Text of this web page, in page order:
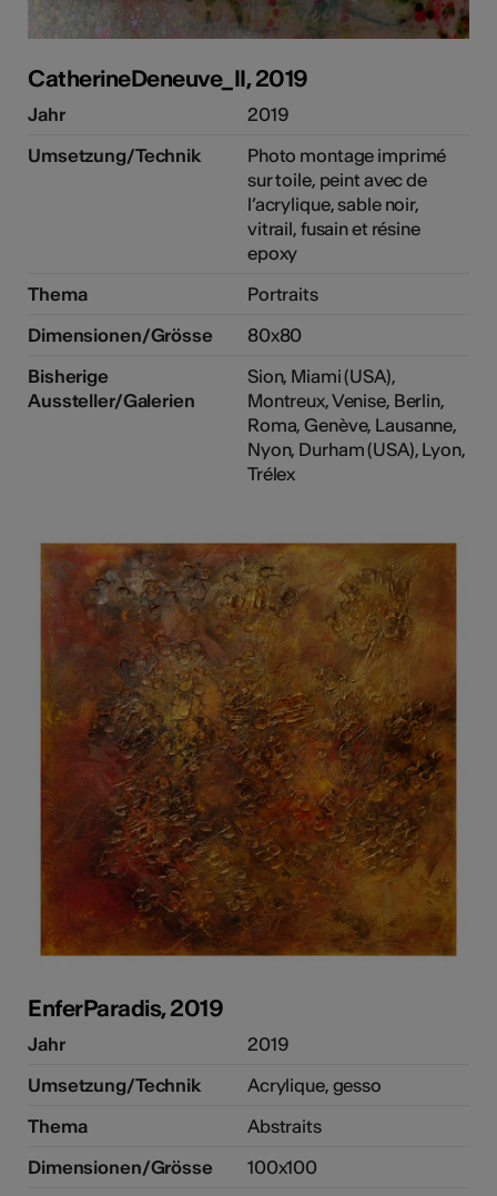
CatherineDeneuve_II, 2019
Jahr
2019
Umsetzung/Technik
Photo montage imprimé
sur toile, peint avec de
l’acrylique, sable noir,
vitrail, fusain et résine
epoxy
Thema
Portraits
Dimensionen/Grösse
80x80
Bisherige
Aussteller/Galerien
Sion, Miami (USA),
Montreux, Venise, Berlin,
Roma, Genève, Lausanne,
Nyon, Durham (USA), Lyon,
Trélex
EnferParadis, 2019
Jahr
2019
Umsetzung/Technik
Acrylique, gesso
Thema
Abstraits
Dimensionen/Grösse
100x100